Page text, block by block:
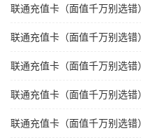
联通充值卡（面值千万别选错
联通充值卡（面值千万别选错
联通充值卡（面值千万别选
联通充值卡（面值千万别选
联通充值卡（面值千万别选错